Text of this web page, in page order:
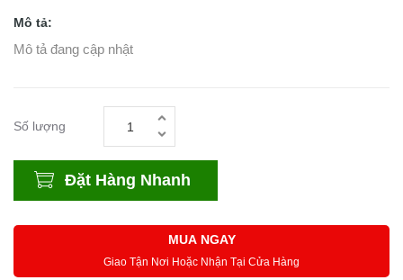
Mô tả:
Mô tả đang cập nhật
Số lượng
Đặt Hàng Nhanh
MUA NGAY
Giao Tận Nơi Hoặc Nhận Tại Cửa Hàng